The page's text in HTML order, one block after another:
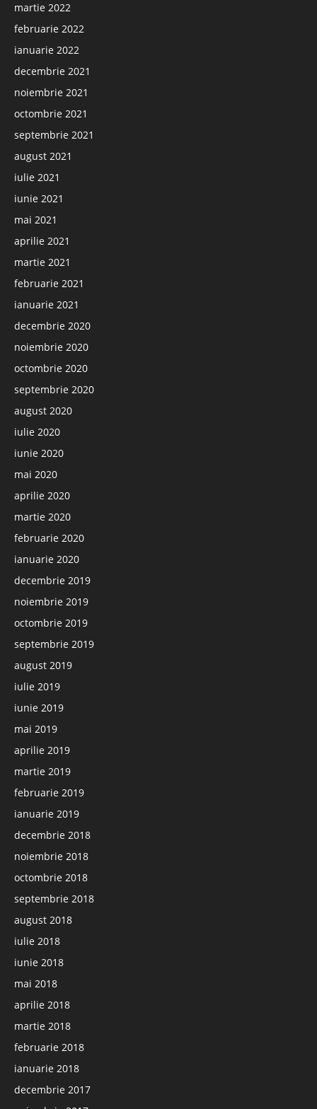
martie 2022
februarie 2022
ianuarie 2022
decembrie 2021
noiembrie 2021
octombrie 2021
septembrie 2021
august 2021
iulie 2021
iunie 2021
mai 2021
aprilie 2021
martie 2021
februarie 2021
ianuarie 2021
decembrie 2020
noiembrie 2020
octombrie 2020
septembrie 2020
august 2020
iulie 2020
iunie 2020
mai 2020
aprilie 2020
martie 2020
februarie 2020
ianuarie 2020
decembrie 2019
noiembrie 2019
octombrie 2019
septembrie 2019
august 2019
iulie 2019
iunie 2019
mai 2019
aprilie 2019
martie 2019
februarie 2019
ianuarie 2019
decembrie 2018
noiembrie 2018
octombrie 2018
septembrie 2018
august 2018
iulie 2018
iunie 2018
mai 2018
aprilie 2018
martie 2018
februarie 2018
ianuarie 2018
decembrie 2017